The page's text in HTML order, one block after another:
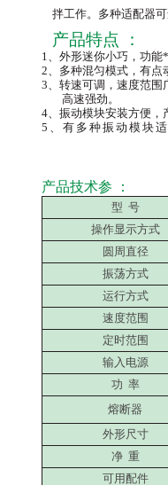
拌工作。多种适配器
产品特点 ：
1、 外形迷你小巧，功能
2、多种混匀模式，有点
3、转速可调，速度范围
高速强劲。
4、振动模块安装方便，
5、有多种振动模块
产品技术参 ：
型 号
操作显示方式
圆周直径
振荡方式
运行方式
速度范围
定时范围
输入电源
功 率
熔断器
外形尺寸
净 重
可用配件